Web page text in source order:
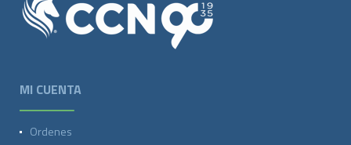
MI CUENTA
Ordenes